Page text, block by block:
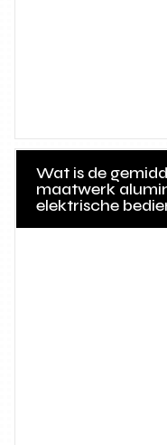
Wat is de
maatwerk
elektrische